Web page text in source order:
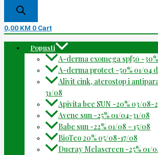
0,00 KM 0 Cart
Popusti
A-derma exomega spf50 -
A-derma protect -50% 01/04
Alivit cink, aterostop i
31/08
Apivita bee SUN -20% 03/08-
Avene sun -25% 01/04-31/08
Babe sun -22% 01/08 – 15/08
BioTeo 20% 05/08-17/08
Ducray Melascreen -25% 01/